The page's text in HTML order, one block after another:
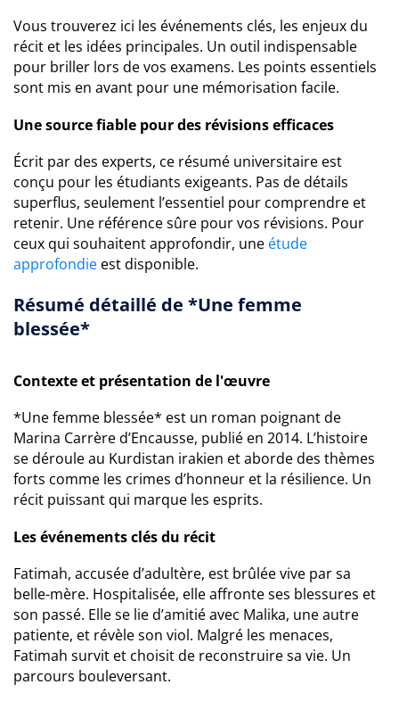
Vous trouverez ici les événements clés, les enjeux du
récit et les idées principales. Un outil indispensable
pour briller lors de vos examens. Les points essentiels
sont mis en avant pour une mémorisation facile.
Une source fiable pour des révisions efficaces
Écrit par des experts, ce résumé universitaire est
conçu pour les étudiants exigeants. Pas de détails
superflus, seulement l’essentiel pour comprendre et
retenir. Une référence sûre pour vos révisions. Pour
ceux qui souhaitent approfondir, une étude
approfondie est disponible.
Résumé détaillé de *Une femme
blessée*
Contexte et présentation de l'œuvre
*Une femme blessée* est un roman poignant de
Marina Carrère d’Encausse, publié en 2014. L’histoire
se déroule au Kurdistan irakien et aborde des thèmes
forts comme les crimes d’honneur et la résilience. Un
récit puissant qui marque les esprits.
Les événements clés du récit
Fatimah, accusée d’adultère, est brûlée vive par sa
belle-mère. Hospitalisée, elle affronte ses blessures et
son passé. Elle se lie d’amitié avec Malika, une autre
patiente, et révèle son viol. Malgré les menaces,
Fatimah survit et choisit de reconstruire sa vie. Un
parcours bouleversant.